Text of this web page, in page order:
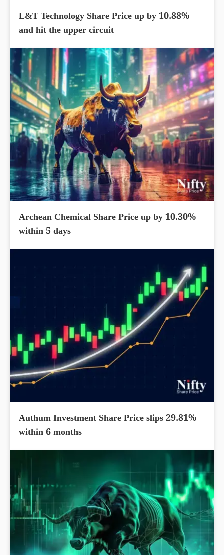
L&T Technology Share Price up by 10.88%
and hit the upper circuit
Archean Chemical Share Price up by 10.30%
within 5 days
Authum Investment Share Price slips 29.81%
within 6 months